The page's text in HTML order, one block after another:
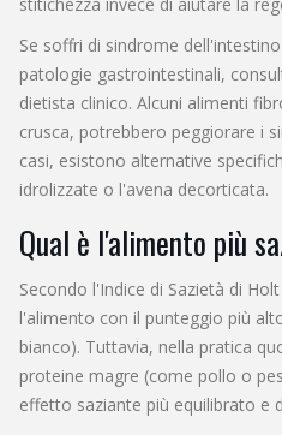
Se soffri di sindrome
patologie gastrointestinali,
dietista clinico. Alcuni alimenti
crusca, potrebbero peggiorare i
casi, esistono alternative
idrolizzate o l'avena decorticata.
Qual è l'alimento più
Secondo l'Indice di Sazietà di
l'alimento con il punteggio più
bianco). Tuttavia, nella pratica
proteine magre (come pollo o
effetto saziante più equilibrato e